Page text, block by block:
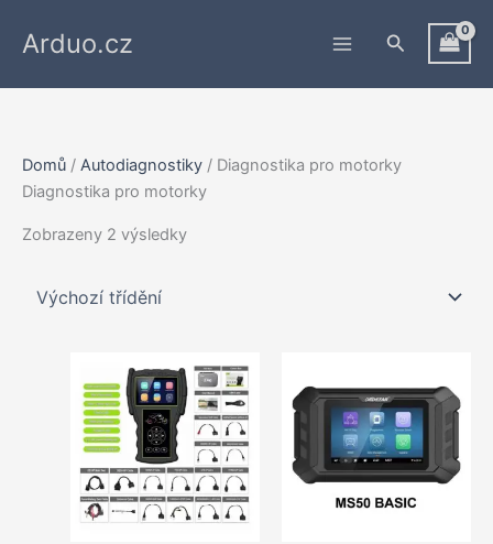
Arduo.cz Hledat
Domů / Autodiagnostiky / Diagnostika pro motorky
Diagnostika pro motorky
Zobrazeny 2 výsledky